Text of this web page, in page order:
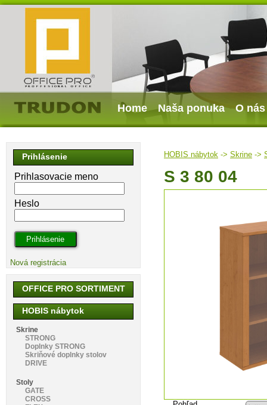
Home Naša ponuka O nás
HOBIS nábytok -> Skrine ->
S 3 80 04
Prihlásenie
Prihlasovacie meno
Heslo
Nová registrácia
OFFICE PRO SORTIMENT
HOBIS nábytok
Skrine
STRONG
Doplnky STRONG
Skriňové doplnky stolov
DRIVE
Stoly
GATE
CROSS